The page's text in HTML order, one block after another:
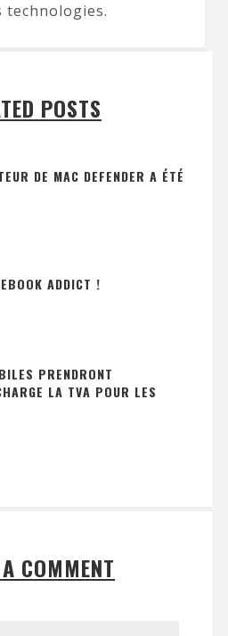
technologies.
POSTS
DE MAC DEFENDER A ÉTÉ
ADDICT !
PRENDRONT
LA TVA POUR LES
COMMENT